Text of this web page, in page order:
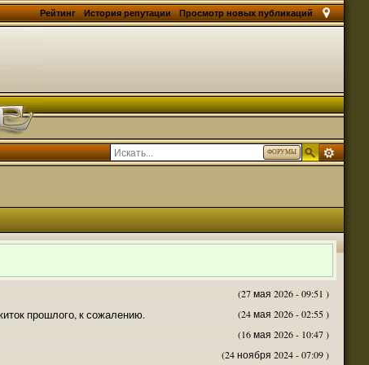
Просмотр новых публикаций
История репутации
Рейтинг
ФОРУМЫ
(27 мая 2026 - 09:51 )
(24 мая 2026 - 02:55 )
прошлого, к сожалению.
(16 мая 2026 - 10:47 )
(24 ноября 2024 - 07:09 )